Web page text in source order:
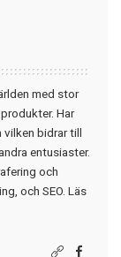
med stor
Har
vilken bidrar till
entusiaster.
och
och SEO. Läs